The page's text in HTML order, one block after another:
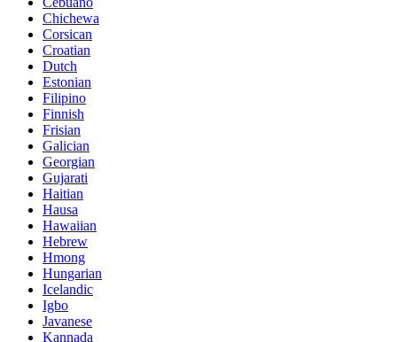
Chichewa
Corsican
Croatian
Dutch
Estonian
Filipino
Finnish
Frisian
Galician
Georgian
Gujarati
Haitian
Hausa
Hawaiian
Hebrew
Hmong
Hungarian
Icelandic
Igbo
Javanese
Kannada